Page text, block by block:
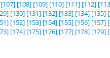
[107] [108] [109] [110] [111] [112]
[130] [131] [132] [133] [134] [135]
[152] [153] [154] [155] [156] [157]
[174] [175] [176] [177] [178] [179]